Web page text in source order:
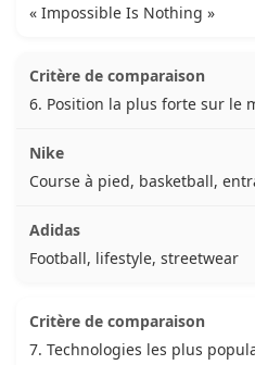
« Impossible Is Nothing »
6. Position la plus forte sur le
Course à pied, basketball,
Football, lifestyle, streetwear
7. Technologies les plus